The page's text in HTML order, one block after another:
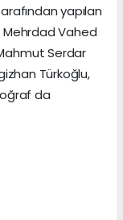
yapılan
Vahed
Serdar
Türkoğlu,
da